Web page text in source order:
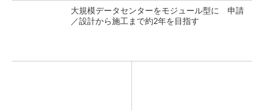
大規模データセンターをモジュール型に 申請
／設計から施工まで約2年を目指す